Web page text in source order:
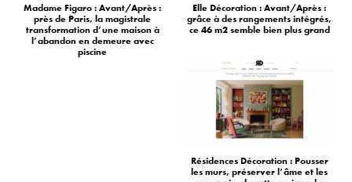
Madame Figaro : Avant/Après :
près de Paris, la magistrale
transformation d’une maison à
l’abandon en demeure avec
piscine
Elle Décoration : Avant/Après :
grâce à des rangements intégrés,
ce 46 m2 semble bien plus grand
Résidences Décoration : Pousser
les murs, préserver l’âme et les